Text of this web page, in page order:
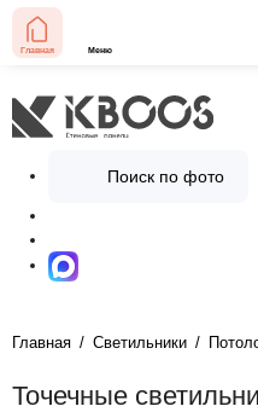
Поиск по фото
Главная Меню
Главная Светильники
Точечные